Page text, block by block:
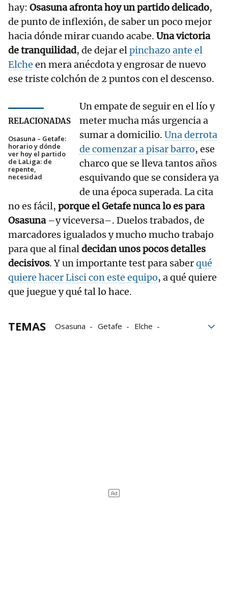
hay: Osasuna afronta hoy un partido delicado,
de punto de inflexión, de saber un poco mejor
hacia dónde mirar cuando acabe. Una victoria
de tranquilidad, de dejar elpinchazo ante el
Elche en mera anécdota y engrosar de nuevo
ese triste colchón de 2 puntos con el descenso.
RELACIONADAS
Osasuna – Getafe:
horario y dónde
ver hoy el partido
de LaLiga: de
repente,
necesidad
Un empate de seguir en el lío y
meter mucha más urgencia a
sumar a domicilio. Una derrota
de comenzar a pisar barro, ese
charco que se lleva tantos años
esquivando que se considera ya
de una época superada. La cita
no es fácil, porque el Getafe nunca lo es para
Osasuna–y viceversa–. Duelos trabados, de
marcadores igualados y mucho mucho trabajo
para que al finaldecidan unos pocos detalles
decisivos. Y un importante test para saberqué
quiere hacer Lisci con este equipo, a qué quiere
que juegue y qué tal lo hace.
TEMAS Osasuna Getafe
Elche